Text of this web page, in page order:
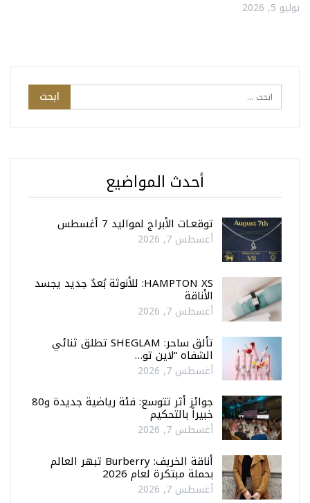
يوليو 5, 2026
أحدث المواضيع
توقعـات الأبراج لمواليد 7 أغسطس
أغسطس 7, 2026
HAMPTON XS: للأنوثة بُعدٌ جديد يجسد
الأناقة
أغسطس 7, 2026
تألق ساحر: SHEGLAM تطلق ثنائي
الشفاه “لاين تو…
أغسطس 7, 2026
جوائز أثر تتوسع: فئة رياضية جديدة و80
خبيراً بالتحكيم
أغسطس 7, 2026
أناقة الخريف: Burberry تبهر العالم
بحملة مبتكرة لعام 2026
أغسطس 7, 2026